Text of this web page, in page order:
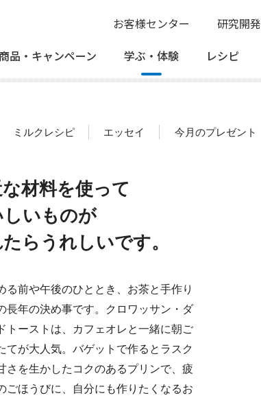
品・ キャンペーン 学ぶ・ 体験 レシピ
お客様センター 研究開発
ミルクレシピ エッセイ 今月のプレゼント
材料を使って
いものが
らうれしいです。
前や午後のひととき、お茶と手作り
長年の決め事です。クロワッサン・ダ
トーストは、カフェオレと一緒に朝ご
が大人気。バゲットで作るとラスク
さを生かしたコクのあるプリンで、疲
ごほうびに、自分にも作りたくなるお